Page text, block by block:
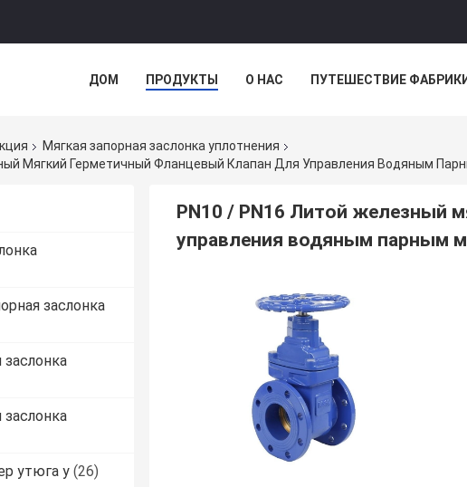
ДОМ ПРОДУКТЫ О НАС ПУТЕШЕСТВИЕ ФАБРИКИ
Мягкая запорная заслонка уплотнения
Мягкий Герметичный Фланцевый Клапан Для Управления Водяным
заслонка
заслонка
заслонка
утюга y (26)
PN10 / PN16 Литой железный
управления водяным парным